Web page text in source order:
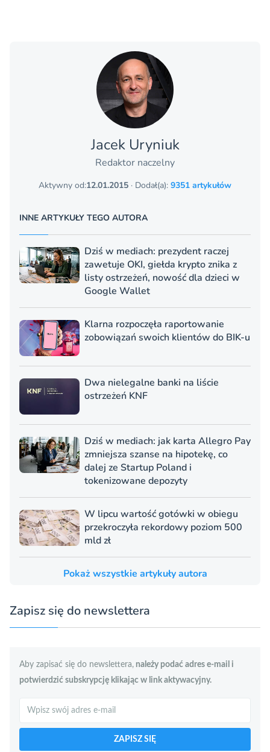
Jacek Uryniuk
Redaktor naczelny
Aktywny od:12.01.2015 · Dodał(a): 9351 artykułów
INNE ARTYKUŁY TEGO AUTORA
Dziś w mediach: prezydent raczej
zawetuje OKI, giełda krypto znika z
listy ostrzeżeń, nowość dla dzieci w
Google Wallet
Klarna rozpoczęła raportowanie
zobowiązań swoich klientów do BIK-u
Dwa nielegalne banki na liście
ostrzeżeń KNF
Dziś w mediach: jak karta Allegro Pay
zmniejsza szanse na hipotekę, co
dalej ze Startup Poland i
tokenizowane depozyty
W lipcu wartość gotówki w obiegu
przekroczyła rekordowy poziom 500
mld zł
Pokaż wszystkie artykuły autora
Zapisz się do newslettera
Aby zapisać się do newslettera, należy podać adres e-mail i
potwierdzić subskrypcję klikając w link aktywacyjny.
ZAPISZ SIĘ